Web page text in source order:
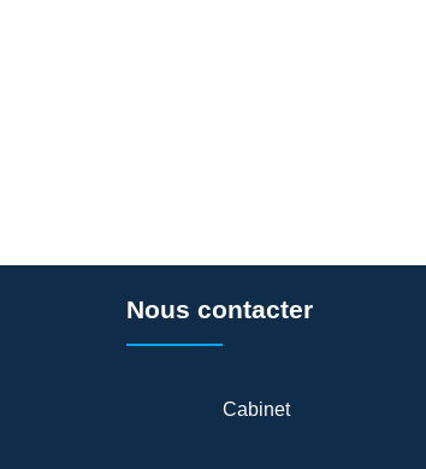
Nous contacter
Cabinet